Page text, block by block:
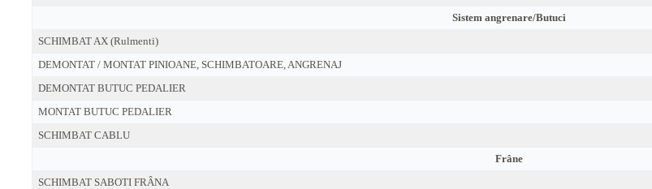
Sistem angrenare/Butuci
SCHIMBAT AX (Rulmenti)
DEMONTAT / MONTAT PINIOANE, SCHIMBATOARE, ANGRENAJ
DEMONTAT BUTUC PEDALIER
MONTAT BUTUC PEDALIER
SCHIMBAT CABLU
Frâne
SCHIMBAT SABOTI FRÂNA